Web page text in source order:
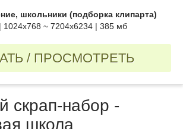
школьники (подборка клипарта)
1024x768 ~ 7204x6234 | 385 мб
/ ПРОСМОТРЕТЬ
скрап-набор -
школа